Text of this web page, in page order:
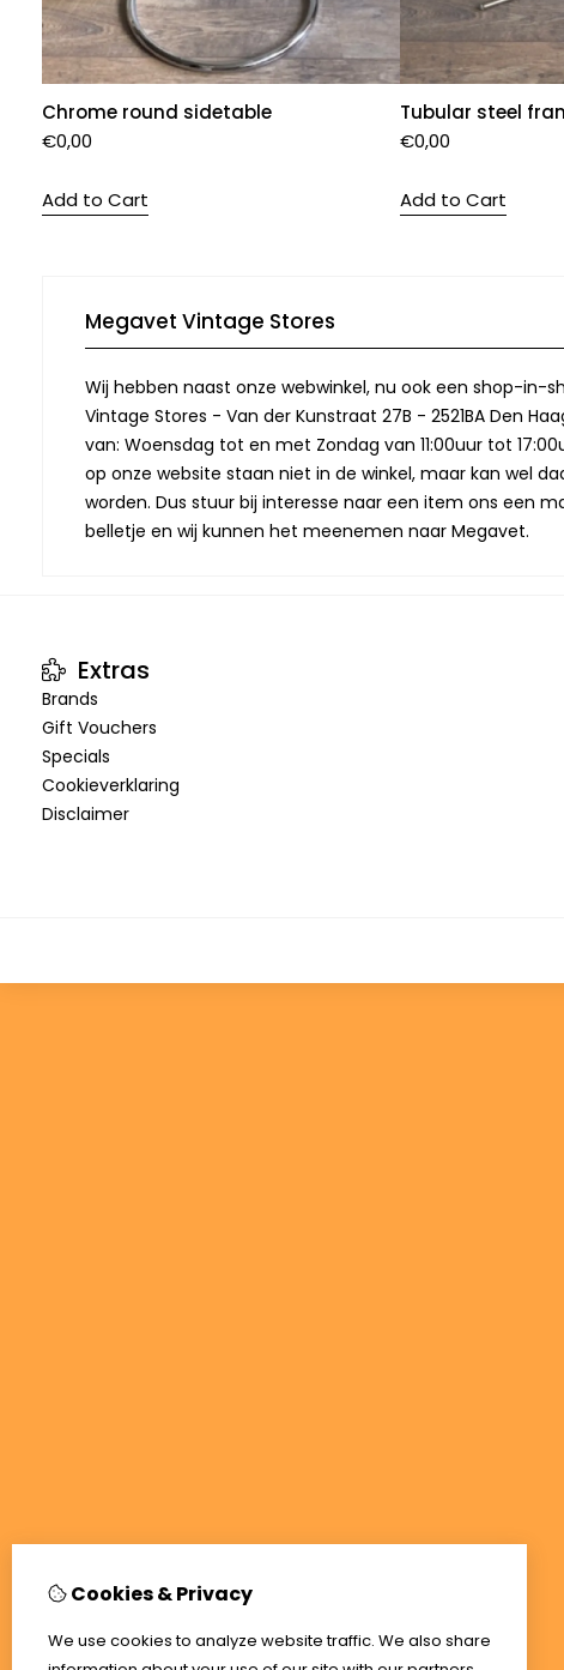
Chrome round sidetable
€0,00
Add to Cart
Tubular steel
€0,00
Add to Cart
Megavet Vintage Stores
Wij hebben naast onze webwinkel, nu ook een shop-in-
Vintage Stores - Van der Kunstraat 27B - 2521BA Den
van: Woensdag tot en met Zondag van 11:00uur tot
op onze website staan niet in de winkel, maar kan wel
worden. Dus stuur bij interesse naar een item ons een
belletje en wij kunnen het meenemen naar Megavet.
Extras
Brands
Gift Vouchers
Specials
Cookieverklaring
Disclaimer
Cookies & Privacy
We use cookies to analyze website traffic. We also share